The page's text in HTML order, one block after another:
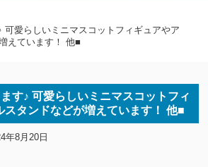
可愛らしいミニマスコットフィギュアやア
えています！ 他■
す♪ 可愛らしいミニマスコットフィ
スタンドなどが増えています！ 他■
年8月20日